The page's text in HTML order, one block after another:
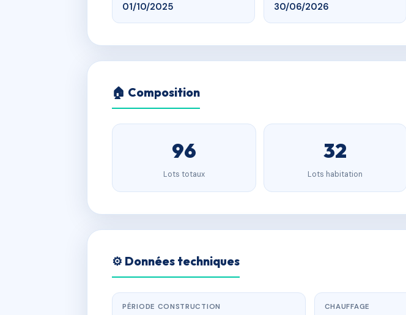
01/10/2025 30/06/2026
🏠 Composition
96
Lots totaux
32
Lots habitation
⚙️ Données techniques
PÉRIODE CONSTRUCTION CHAUFFAGE